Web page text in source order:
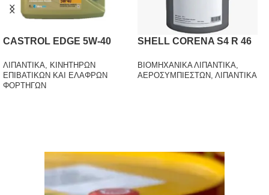
SHELL HELIX HYBRID 0W-
ΛΙΠΑΝΤΙΚΑ, ΚΙΝΗΤΗΡΩΝ
ΕΠΙΒΑΤΙΚΩΝ ΚΑΙ ΕΛΑΦΡΩΝ
SHELL RIMULA R7 AD 5W-
ΛΙΠΑΝΤΙΚΑ ,